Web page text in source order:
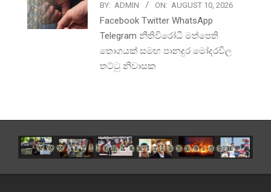
BY: ADMIN ON: AUGUST 10, 2026
Facebook Twitter WhatsApp
Telegram නීතිවිරෝධී මත්පෙති
තොගයක් සමඟ පානදුර මෝදරවිල
තට්ටු නිවාසක